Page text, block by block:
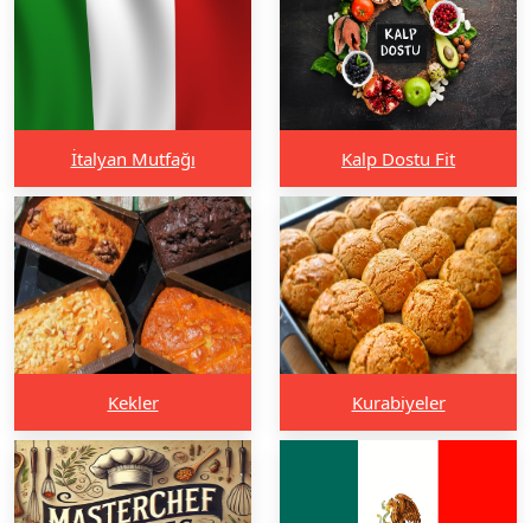
İtalyan Mutfağı Kalp Dostu Fit
Kekler Kurabiyeler